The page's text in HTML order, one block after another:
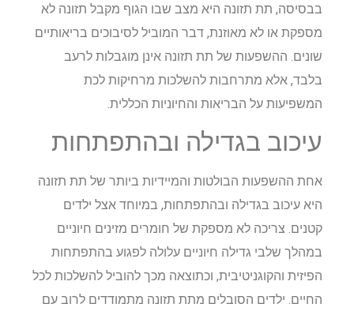
בבסיסה, תת תזונה היא מצב שבו הגוף מקבל תזונה לא
מספקת או לא מאוזנת, דבר המוביל לסיבוכים בריאותיים
שונים. ההשפעות של תת תזונה אינן מוגבלות לרעב
בלבד, אלא מתרחבות להשלכות מרחיקות לכת
המשפיעות על הבריאות והחיוניות הכללית.
עיכוב בגדילה ובהתפתחות
אחת ההשפעות הבולטות והמיידיות ביותר של תת תזונה
היא עיכוב בגדילה ובהתפתחות, במיוחד אצל ילדים
קטנים. צריכה לא מספקת של חומרים מזינים חיוניים
במהלך שלבי גדילה חיוניים עלולה לפגוע בהתפתחות
הפיזית והקוגניטיבית, וכתוצאה מכך להוביל להשלכות לכל
החיים. ילדים הסובלים מתת תזונה מתמודדים לרוב עם